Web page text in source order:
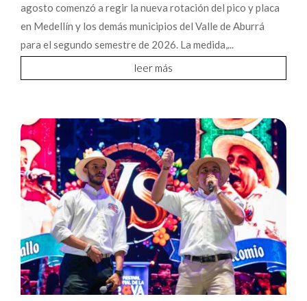
agosto comenzó a regir la nueva rotación del pico y placa
en Medellín y los demás municipios del Valle de Aburrá
para el segundo semestre de 2026. La medida,...
leer más